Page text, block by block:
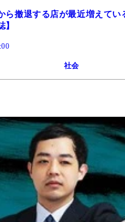
ら撤退する店が最近増えてい
】
社会